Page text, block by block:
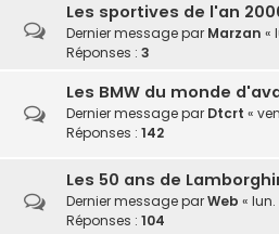
Les sportives de l'an
Dernier message par Marzan «
Réponses : 3
Les BMW du monde
Dernier message par Dtcrt «
Réponses : 142
Les 50 ans de
Dernier message parWeb « lun.
Réponses : 104